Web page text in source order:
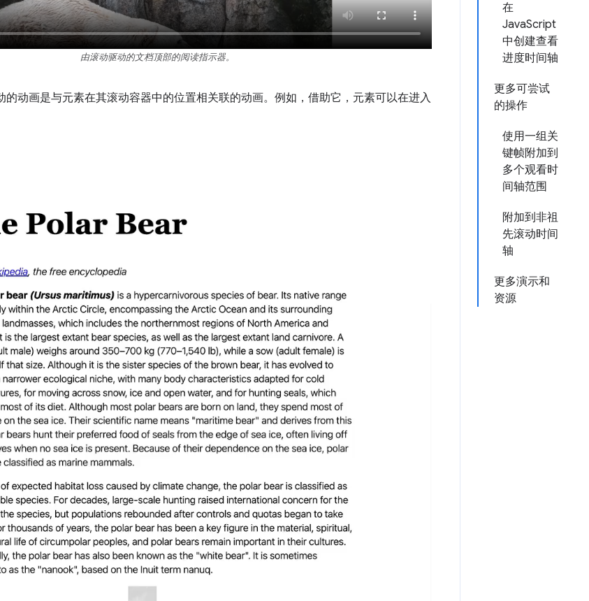
在
JavaScript
中创建查看
进度时间轴
更多可尝试
的操作
使用一组关
键帧附加到
多个观看时
间轴范围
附加到非祖
先滚动时间
轴
更多演示和
资源
由滚动驱动的文档顶部的阅读指示器。
的动画是与元素在其滚动容器中的位置相关联的动画。例如，借助它，元素可以在进入